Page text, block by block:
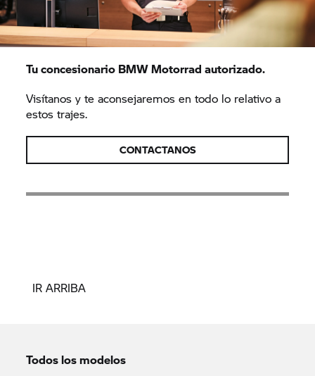
Tu concesionario BMW Motorrad autorizado.
Visítanos y te aconsejaremos en todo lo relativo a
estos trajes.
CONTACTANOS
IR ARRIBA
Todos los modelos